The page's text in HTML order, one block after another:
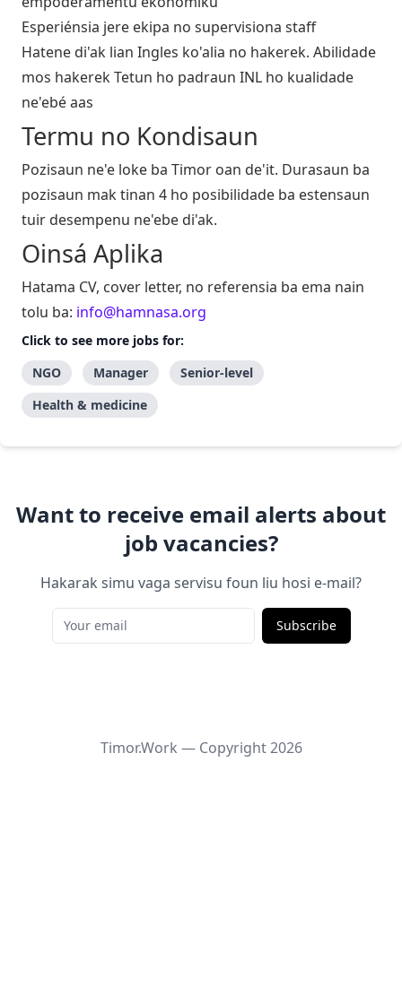
Esperiénsia jere ekipa no supervisiona staff
Hatene di'ak lian Ingles ko'alia no hakerek. Abilidade
mos hakerek Tetun ho padraun INL ho kualidade
ne'ebé aas
Termu no Kondisaun
Pozisaun ne'e loke ba Timor oan de'it. Durasaun ba
pozisaun mak tinan 4 ho posibilidade ba estensaun
tuir desempenu ne'ebe di'ak.
Oinsá Aplika
Hatama CV, cover letter, no referensia ba ema nain
tolu ba: info@hamnasa.org
Click to see more jobs for:
NGO
Manager
Senior-level
Health & medicine
Want to receive email alerts about
job vacancies?
Hakarak simu vaga servisu foun liu hosi e-mail?
Subscribe
Timor.Work — Copyright2026